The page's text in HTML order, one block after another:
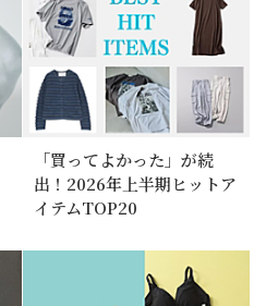
「買ってよかった」が続
出！2026年上半期ヒットア
イテムTOP20